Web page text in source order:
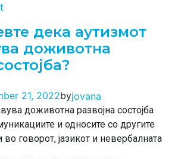
дека аутизмот
доживотна
21, 2022byjovana
доживотна развојна состојба
и односите со другите
говорот, јазикот и невербалната